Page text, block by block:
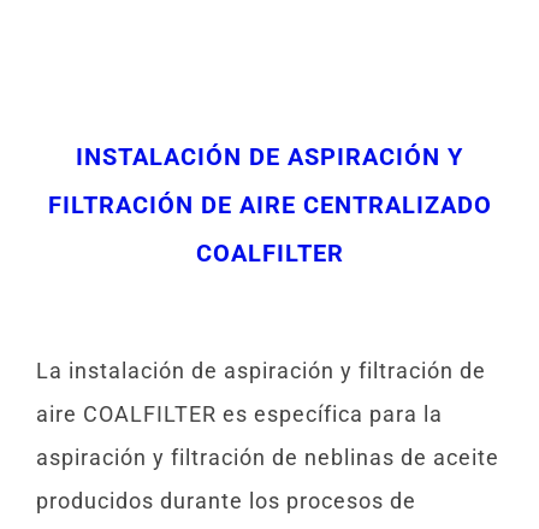
INSTALACIÓN DE ASPIRACIÓN Y
FILTRACIÓN DE AIRE CENTRALIZADO
COALFILTER
La instalación de aspiración y filtración de
aire COALFILTER es específica para la
aspiración y filtración de neblinas de aceite
producidos durante los procesos de